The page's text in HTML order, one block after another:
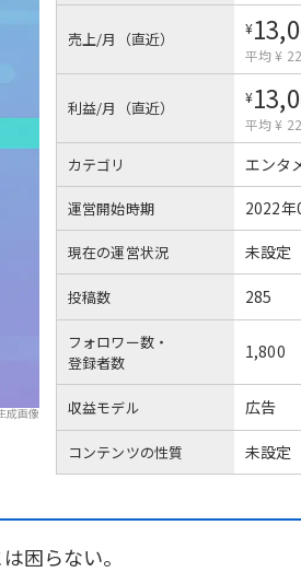
成画像
売上/月（直近）
¥
平均 ¥
利益/月（直近）
¥
平均 ¥
カテゴリ エンタ
運営開始時期 2022年
現在の運営状況 未設定
投稿数 285
フォロワー数・
登録者数
1,800
収益モデル 広告
コンテンツの性質 未設定
困らない。